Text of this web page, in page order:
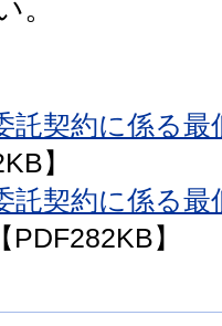
。
託契約に係る
】
託契約に係る
【PDF282KB】